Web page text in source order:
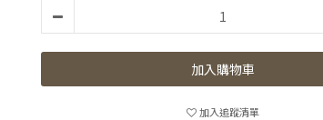
加入購物車
加入追蹤清單